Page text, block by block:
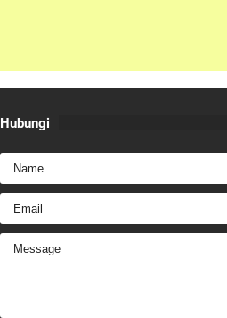
Hubungi